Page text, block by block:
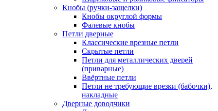
Кнобы (ручки-защелки)
Кнобы округлой формы
Фалевые кнобы
Петли дверные
Классические врезные петли
Скрытые петли
Петли для металлических дверей
(приварные)
Ввёртные петли
Петли не требующие врезки (бабочки),
накладные
Дверные доводчики